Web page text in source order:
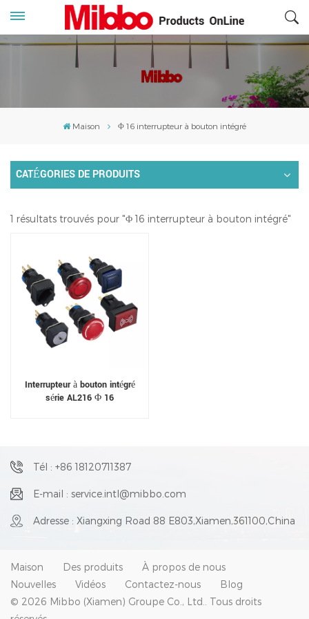
Maison Φ 16 interrupteur à bouton intégré
CATÉGORIES DE PRODUITS
1 résultats trouvés pour "Φ 16 interrupteur à bouton intégré"
Interrupteur à bouton intégré
série AL216 Φ 16
Tél : +86 18120711387
E-mail : service.intl@mibbo.com
Adresse : Xiangxing Road 88 E803,Xiamen,361100,China
Maison Des produits
À propos de nous
Nouvelles
Vidéos Contactez-nous
Blog
© 2026 Mibbo (Xiamen) Groupe Co., Ltd.. Tous droits